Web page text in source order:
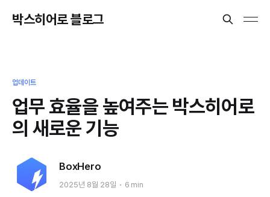
박스히어로 블로그
업데이트
업무 효율을 높여주는 박스히어로
의 새로운 기능
BoxHero
2025년 8월 28일 6 min